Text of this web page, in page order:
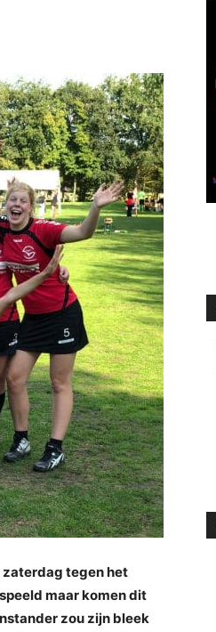
zaterdag tegen het
maar komen dit
zou zijn bleek